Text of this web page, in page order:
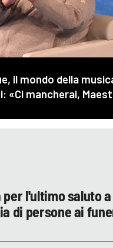
l'ultimo saluto
di persone ai